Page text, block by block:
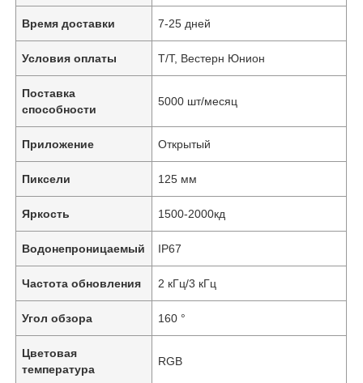
Время доставки 7-25 дней
Условия оплаты Т/Т, Вестерн Юнион
Поставка
способности
5000 шт/месяц
Приложение Открытый
Пиксели 125 мм
Яркость 1500-2000кд
Водонепроницаемый IP67
Частота обновления 2 кГц/3 кГц
Угол обзора 160 °
Цветовая
температура
RGB